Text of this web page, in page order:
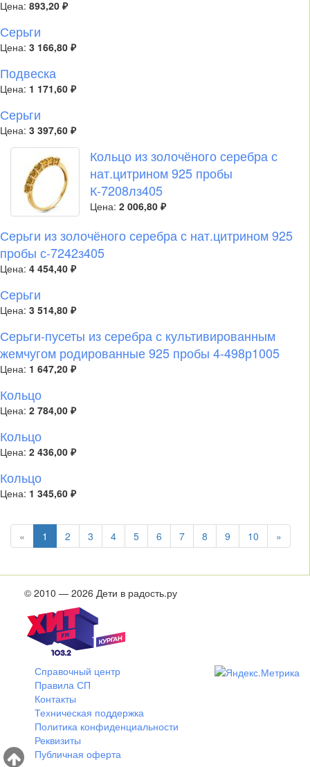
Цена: 893,20 ₽
Серьги
Цена: 3 166,80 ₽
Подвеска
Цена: 1 171,60 ₽
Серьги
Цена: 3 397,60 ₽
Кольцо из золочёного серебра с
нат.цитрином 925 пробы
К-7208лз405
Цена: 2 006,80 ₽
Серьги из золочёного серебра с нат.цитрином 925
пробы с-7242з405
Цена: 4 454,40 ₽
Серьги
Цена: 3 514,80 ₽
Серьги-пусеты из серебра с культивированным
жемчугом родированные 925 пробы 4-498р1005
Цена: 1 647,20 ₽
Кольцо
Цена: 2 784,00 ₽
Кольцо
Цена: 2 436,00 ₽
Кольцо
Цена: 1 345,60 ₽
« 1 2 3 4 5 6 7 8 9 10 »
© 2010 — 2026 Дети в радость.ру
Справочный центр
Правила СП
Контакты
Техническая поддержка
Политика конфиденциальности
Реквизиты
Публичная оферта